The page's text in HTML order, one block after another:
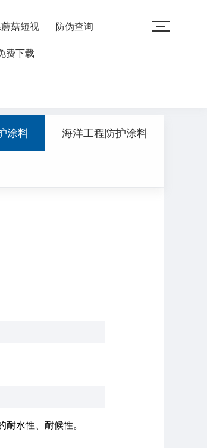
网入口
菇短视
费下载
防伪查询
涂料 海洋工程防护涂料
耐水性、耐候性。